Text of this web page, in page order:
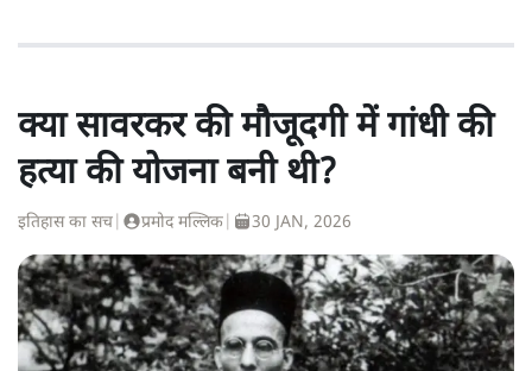
क्या सावरकर की मौजूदगी में गांधी की
हत्या की योजना बनी थी?
इतिहास का सच प्रमोद मल्लिक 30 JAN, 2026